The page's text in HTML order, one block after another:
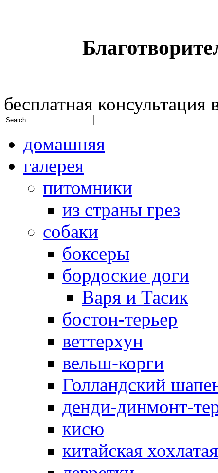
бесплатная
домашняя
галерея
питомники
из страны грез
собаки
боксеры
бордоские доги
Варя и Тасик
бостон-терьер
веттерхун
вельш-корги
Голландский
денди-динмонт-
кисю
китайская